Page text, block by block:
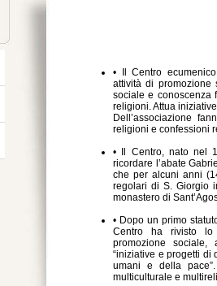
• Il Centro
attività di promozione
sociale e conoscenza
religioni. Attua
Dell’associazione
religioni e confessioni
• Il Centro, nato nel
ricordare l’abate
che per alcuni anni
regolari di S. Giorgio
monastero di
• Dopo un primo
Centro ha rivisto lo
promozione
“iniziative e progetti di
umani e della
multiculturale e